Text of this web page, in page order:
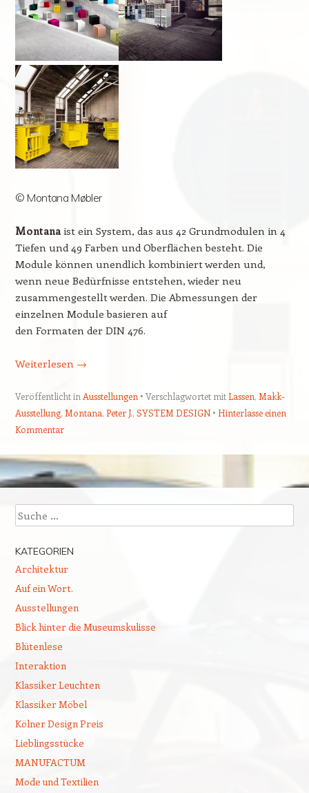
© Montana Møbler
Montanaist ein System, das aus 42 Grundmodulen in 4
Tiefen und 49 Farben und Oberflächen besteht. Die
Module können unendlich kombiniert werden und,
wenn neue Bedürfnisse entstehen, wieder neu
zusammengestellt werden. Die Abmessungen der
einzelnen Module basieren auf
den Formaten der DIN 476.
Weiterlesen →
Veröffentlicht in Ausstellungen Verschlagwortet mitLassen, Makk-
Ausstellung, Montana, Peter J., SYSTEM DESIGN
Hinterlasse einen
Kommentar
Beitragsnavigation
Suchen
KATEGORIEN
Architektur
Auf ein Wort.
Ausstellungen
Blick hinter die Museumskulisse
Blütenlese
Interaktion
Klassiker Leuchten
Klassiker Möbel
Kölner Design Preis
Lieblingsstücke
MANUFACTUM
Mode und Textilien